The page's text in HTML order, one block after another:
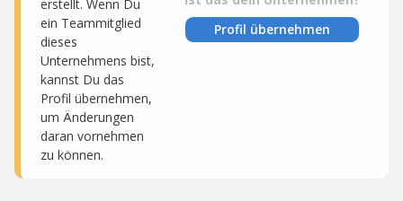
erstellt. Wenn Du
ein Teammitglied
dieses
Unternehmens bist,
kannst Du das
Profil übernehmen,
um Änderungen
daran vornehmen
zu können.
Profil übernehmen